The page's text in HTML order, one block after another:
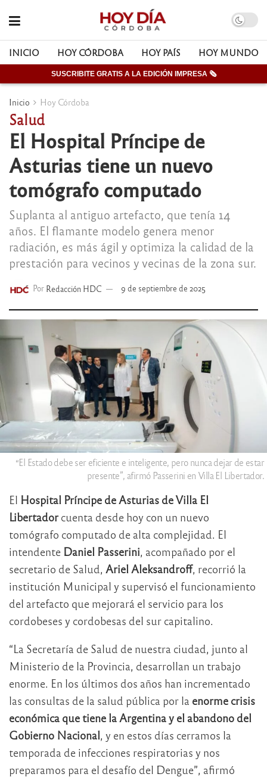
INICIO HOY CÓRDOBA HOY PAÍS HOY MUNDO
SUSCRIBITE GRATIS A LA EDICIÓN IMPRESA 🗞
Inicio Hoy Córdoba
Salud
El Hospital Príncipe de
Asturias tiene un nuevo
tomógrafo computado
Suplanta al antiguo artefacto, que tenía 14
años. El flamante modelo genera menor
radiación, es más ágil y optimiza la calidad de la
prestación para vecinos y vecinas de la zona sur.
Por Redacción HDC 9 de septiembre de 2025
“El Estado debe ser eficiente e inteligente, pero nunca dejar de estar
presente”, afirmó Passerini en Villa El Libertador.
El Hospital Príncipe de Asturias de Villa El
Libertador cuenta desde hoy con un nuevo
tomógrafo computado de alta complejidad. El
intendente Daniel Passerini, acompañado por el
secretario de Salud, Ariel Aleksandroff, recorrió la
institución Municipal y supervisó el funcionamiento
del artefacto que mejorará el servicio para los
cordobeses y cordobesas del sur capitalino.
“La Secretaría de Salud de nuestra ciudad, junto al
Ministerio de la Provincia, desarrollan un trabajo
enorme. En los últimos dos años han incrementado
las consultas de la salud pública por la enorme crisis
económica que tiene la Argentina y el abandono del
Gobierno Nacional, y en estos días cerramos la
temporada de infecciones respiratorias y nos
preparamos para el desafío del Dengue”, afirmó